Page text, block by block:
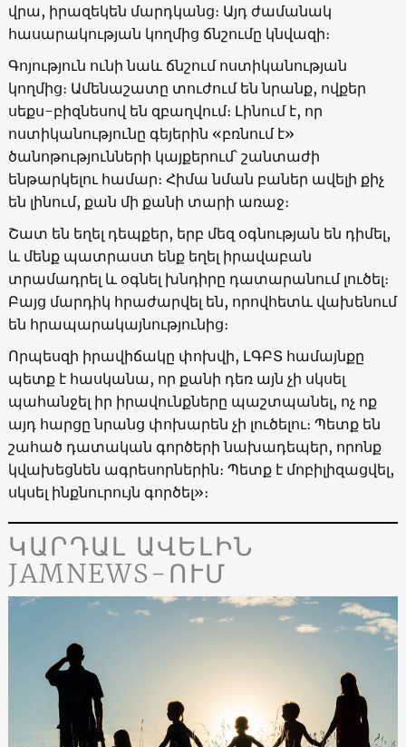
վրա, իրազեկեն մարդկանց։ Այդ ժամանակ
հասարակության կողմից ճնշումը կնվազի։
Գոյություն ունի նաև ճնշում ոստիկանության
կողմից։ Ամենաշատը տուժում են նրանք, ովքեր
սեքս-բիզնեսով են զբաղվում։ Լինում է, որ
ոստիկանությունը գեյերին «բռնում է»
ծանոթությունների կայքերում՝ շանտաժի
ենթարկելու համար։ Հիմա նման բաներ ավելի քիչ
են լինում, քան մի քանի տարի առաջ։
Շատ են եղել դեպքեր, երբ մեզ օգնության են դիմել,
և մենք պատրաստ ենք եղել իրավաբան
տրամադրել և օգնել խնդիրը դատարանում լուծել։
Բայց մարդիկ հրաժարվել են, որովհետև վախենում
են հրապարակայնությունից։
Որպեսզի իրավիճակը փոխվի, ԼԳԲՏ համայնքը
պետք է հասկանա, որ քանի դեռ այն չի սկսել
պահանջել իր իրավունքները պաշտպանել, ոչ ոք
այդ հարցը նրանց փոխարեն չի լուծելու։ Պետք են
շահած դատական գործերի նախադեպեր, որոնք
կվախեցնեն ագրեսորներին։ Պետք է մոբիլիզացվել,
սկսել ինքնուրույն գործել»։
ԿԱՐԴԱԼ ԱՎԵԼԻՆ
JAMNEWS-ՈՒՄ